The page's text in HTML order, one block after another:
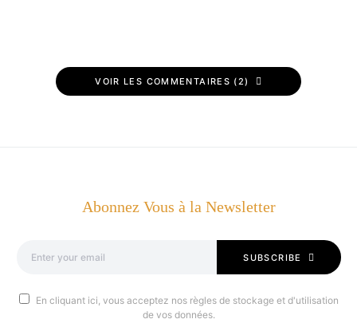
VOIR LES COMMENTAIRES (2)
Abonnez Vous à la Newsletter
SUBSCRIBE
En cliquant ici, vous acceptez nos règles de stockage et d'utilisation
de vos données.